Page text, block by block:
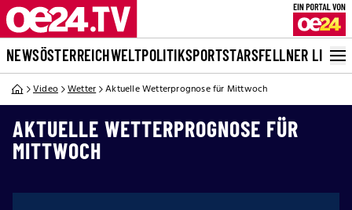
NEWSÖSTERREICHWELTPOLITIKSPORTSTARSFELLNER LIVE
Video Wetter Aktuelle Wetterprognose für Mittwoch
AKTUELLE WETTERPROGNOSE FÜR
MITTWOCH